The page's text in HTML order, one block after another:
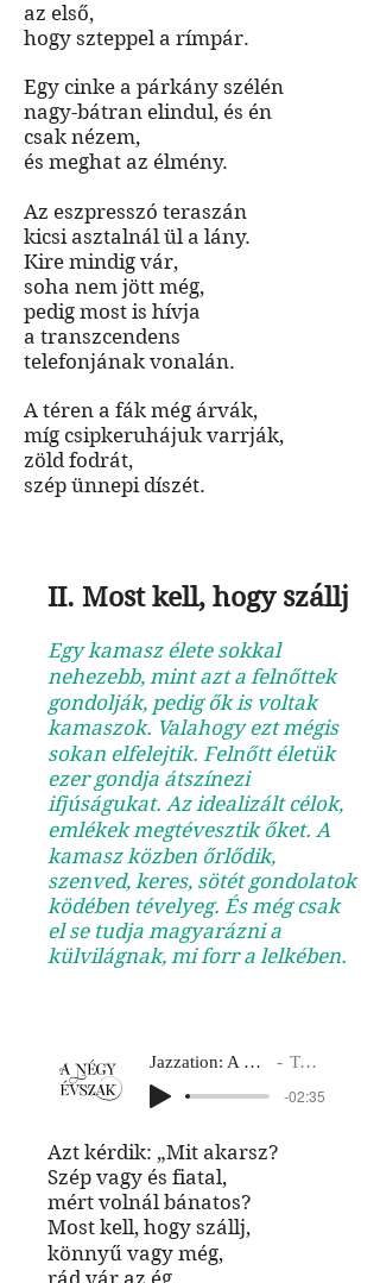
az első,
hogy szteppel a rímpár.
Egy cinke a párkány szélén
nagy-bátran elindul, és én
csak nézem,
és meghat az élmény.
Az eszpresszó teraszán
kicsi asztalnál ül a lány.
Kire mindig vár,
soha nem jött még,
pedig most is hívja
a transzcendens
telefonjának vonalán.
A téren a fák még árvák,
míg csipkeruhájuk varrják,
zöld fodrát,
szép ünnepi díszét.
II. Most kell, hogy szállj
Egy kamasz élete sokkal
nehezebb, mint azt a felnőttek
gondolják, pedig ők is voltak
kamaszok. Valahogy ezt mégis
sokan elfelejtik. Felnőtt életük
ezer gondja átszínezi
ifjúságukat. Az idealizált célok,
emlékek megtévesztik őket. A
kamasz közben őrlődik,
szenved, keres, sötét gondolatok
ködében tévelyeg. És még csak
el se tudja magyarázni a
külvilágnak, mi forr a lelkében.
Azt kérdik: „Mit akarsz?
Szép vagy és fiatal,
mért volnál bánatos?
Most kell, hogy szállj,
könnyű vagy még,
rád vár az ég,
Jazzation: A négy évszak Tavasz 2
-02:35